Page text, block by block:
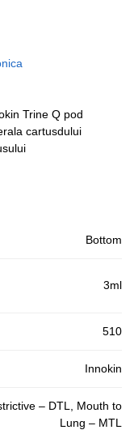
Trine Q pod
cartusdului
Bottom
3ml
510
Innokin
– DTL, Mouth to
Lung – MTL